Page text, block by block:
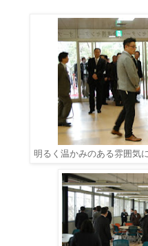
明るく温かみのある雰囲気